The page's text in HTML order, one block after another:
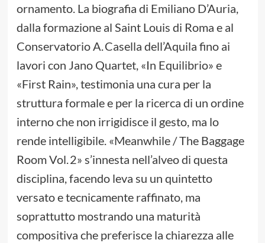
ornamento. La biografia di Emiliano D’Auria,
dalla formazione al Saint Louis di Roma e al
Conservatorio A. Casella dell’Aquila fino ai
lavori con Jano Quartet, «In Equilibrio» e
«First Rain», testimonia una cura per la
struttura formale e per la ricerca di un ordine
interno che non irrigidisce il gesto, ma lo
rende intelligibile. «Meanwhile / The Baggage
Room Vol. 2» s’innesta nell’alveo di questa
disciplina, facendo leva su un quintetto
versato e tecnicamente raffinato, ma
soprattutto mostrando una maturità
compositiva che preferisce la chiarezza alle